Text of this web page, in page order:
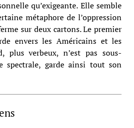
qu’exigeante. Elle semble
métaphore de l’oppression
sur deux cartons. Le premier
envers les Américains et les
plus verbeux, n’est pas sous-
spectrale, garde ainsi tout son